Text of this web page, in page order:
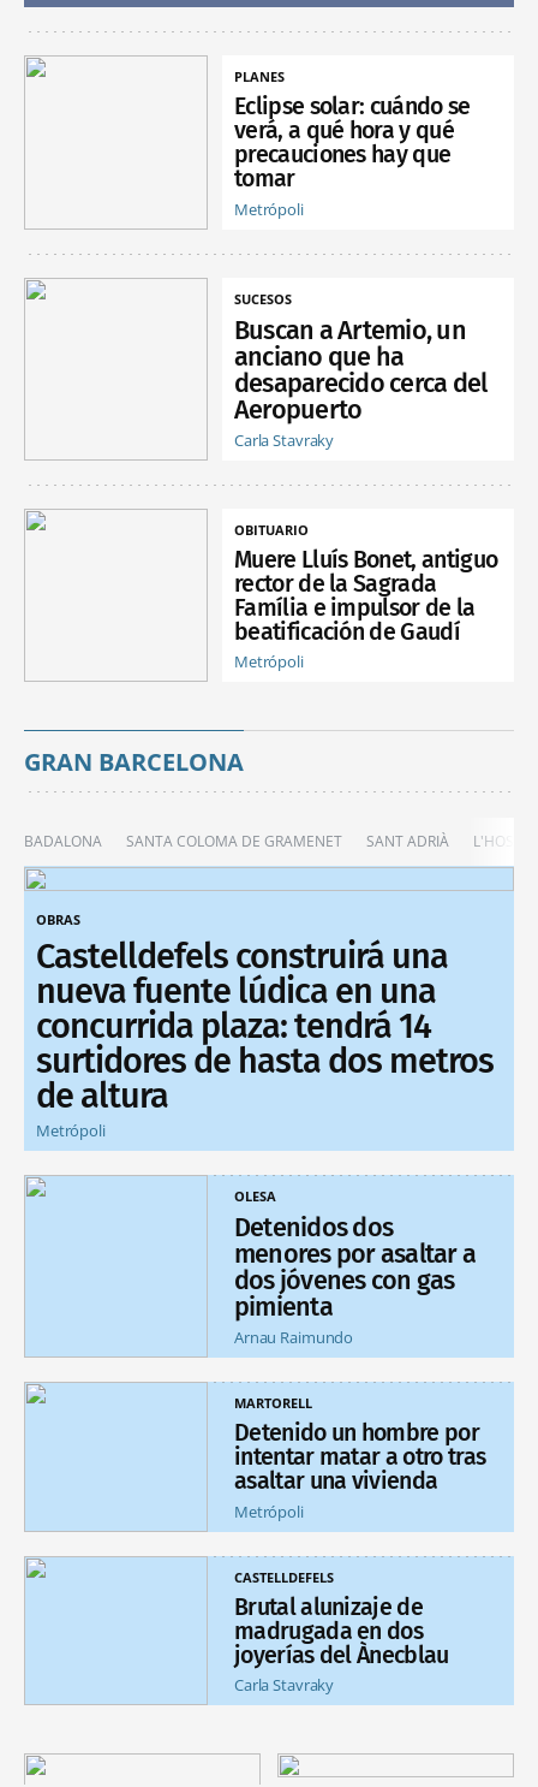
PLANES
Eclipse solar: cuándo se
verá, a qué hora y qué
precauciones hay que
tomar
Metrópoli
SUCESOS
Buscan a Artemio, un
anciano que ha
desaparecido cerca del
Aeropuerto
Carla Stavraky
OBITUARIO
Muere Lluís Bonet, antiguo
rector de la Sagrada
Família e impulsor de la
beatificación de Gaudí
Metrópoli
GRAN BARCELONA
BADALONA SANTA COLOMA DE GRAMENET SANT ADRIÀ
OBRAS
Castelldefels construirá una
nueva fuente lúdica en una
concurrida plaza: tendrá 14
surtidores de hasta dos metros
de altura
Metrópoli
OLESA
Detenidos dos
menores por asaltar a
dos jóvenes con gas
pimienta
Arnau Raimundo
MARTORELL
Detenido un hombre por
intentar matar a otro tras
asaltar una vivienda
Metrópoli
CASTELLDEFELS
Brutal alunizaje de
madrugada en dos
joyerías del Ànecblau
Carla Stavraky